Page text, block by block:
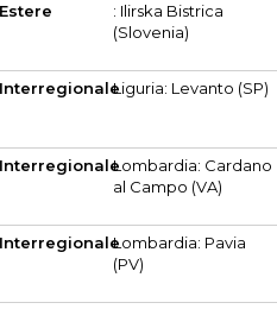
Estere
: Ilirska Bistrica
(Slovenia)
InterregionaleLiguria: Levanto (SP)
InterregionaleLombardia: Cardano
al Campo (VA)
InterregionaleLombardia: Pavia
(PV)